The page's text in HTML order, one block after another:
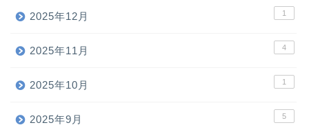
2025年12月 1
2025年11月 4
2025年10月 1
2025年9月 5